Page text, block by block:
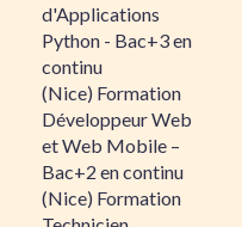
d'Applications
Python - Bac+3 en
continu
(Nice) Formation
Développeur Web
et Web Mobile –
Bac+2 en continu
(Nice) Formation